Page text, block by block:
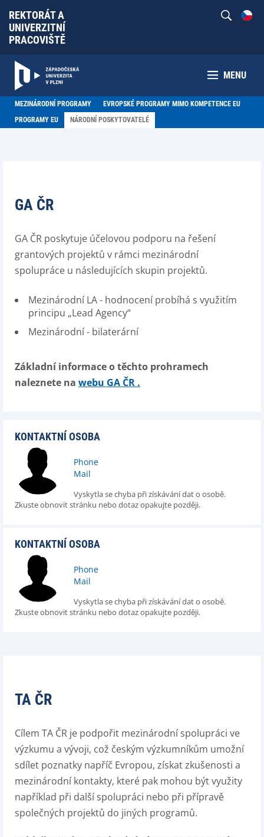
REKTORÁT A
UNIVERZITNÍ
PRACOVIŠTĚ
MENU
MEZINÁRODNÍ PROGRAMY
EVROPSKÉ PROGRAMY MIMO KOMPETENCE EU
PROGRAMY EU
NÁRODNÍ POSKYTOVATELÉ
GA ČR
GA ČR poskytuje účelovou podporu na řešení
grantových projektů v rámci mezinárodní
spolupráce u následujících skupin projektů.
Mezinárodní LA - hodnocení probíhá s využitím
principu „Lead Agency“
Mezinárodní - bilaterární
Základní informace o těchto prohramech
naleznete na webu GA ČR .
KONTAKTNÍ OSOBA
Phone
Mail
Vyskytla se chyba při získávání dat o osobě.
Zkuste obnovit stránku nebo dotaz opakujte později.
KONTAKTNÍ OSOBA
Phone
Mail
Vyskytla se chyba při získávání dat o osobě.
Zkuste obnovit stránku nebo dotaz opakujte později.
TA ČR
Cílem TA ČR je podpořit mezinárodní spolupráci ve
výzkumu a vývoji, což českým výzkumníkům umožní
sdílet poznatky napříč Evropou, získat zkušenosti a
mezinárodní kontakty, které pak mohou být využity
například při další spolupráci nebo při přípravě
společných projektů do jiných programů.